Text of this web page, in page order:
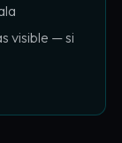
visible — si